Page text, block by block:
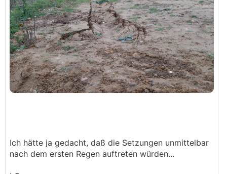
Ich hätte ja gedacht, daß die Setzungen unmittelbar
nach dem ersten Regen auftreten würden...